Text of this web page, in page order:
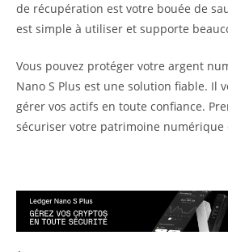
de récupération est votre bouée de
est simple à utiliser et supporte
Vous pouvez protéger votre argent
Nano S Plus est une solution fiable. Il
gérer vos actifs en toute confiance.
sécuriser votre patrimoine numérique